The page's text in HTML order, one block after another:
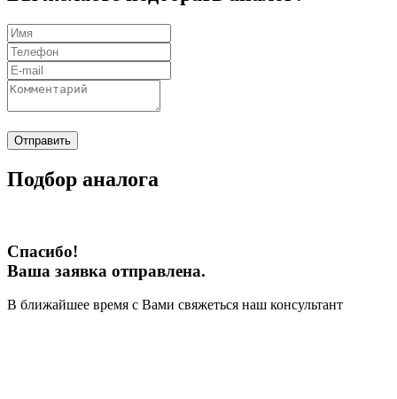
Отправить
Подбор аналога
Спасибо!
Ваша заявка отправлена.
В ближайшее время с Вами свяжеться наш консультант